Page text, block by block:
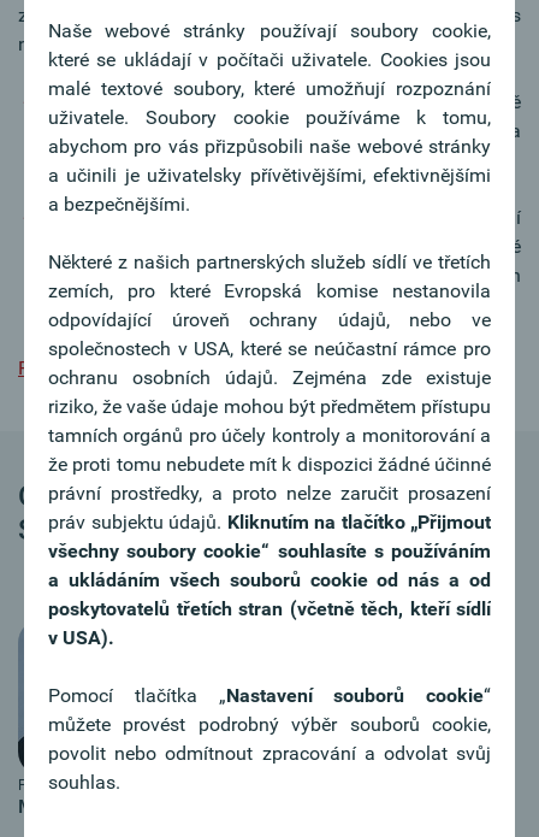
znalosti v oblasti financování. Spokojený klient je pro nás
na prvním místě.
Našim makléřům nabízíme možnost individuálně
organizovaných školení zaměřených na produkty a
služby Oberbank.
Na níže uvedeném linku získají všichni autorizovaní
makléři veškeré relevantní a aktuální informace, které
se týkají produktů financování zejména privátních
osob.
Platforma pro zprostředkovatele
Oberbank Spolupracující partneři -
Servis
Fotografie: Robin Puskas
Mgr. Hana Zachovalová
Naše webové stránky používají soubory cookie,
které se ukládají v počítači uživatele. Cookies jsou
malé textové soubory, které umožňují rozpoznání
uživatele. Soubory cookie používáme k tomu,
abychom pro vás přizpůsobili naše webové stránky
a učinili je uživatelsky přívětivějšími, efektivnějšími
a bezpečnějšími.
Některé z našich partnerských služeb sídlí ve třetích
zemích, pro které Evropská komise nestanovila
odpovídající úroveň ochrany údajů, nebo ve
společnostech v USA, které se neúčastní rámce pro
ochranu osobních údajů. Zejména zde existuje
riziko, že vaše údaje mohou být předmětem přístupu
tamních orgánů pro účely kontroly a monitorování a
že proti tomu nebudete mít k dispozici žádné účinné
právní prostředky, a proto nelze zaručit prosazení
práv subjektu údajů. Kliknutím na tlačítko „Přijmout
všechny soubory cookie“ souhlasíte s používáním
a ukládáním všech souborů cookie od nás a od
poskytovatelů třetích stran (včetně těch, kteří sídlí
v USA).
Pomocí tlačítka „Nastavení souborů cookie“
můžete provést podrobný výběr souborů cookie,
povolit nebo odmítnout zpracování a odvolat svůj
souhlas.